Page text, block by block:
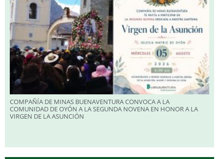
COMPAÑÍA DE MINAS BUENAVENTURA CONVOCA A LA
COMUNIDAD DE OYÓN A LA SEGUNDA NOVENA EN HONOR A LA
VIRGEN DE LA ASUNCIÓN